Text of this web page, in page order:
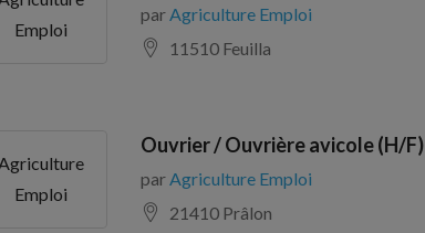
Emploi
par Agriculture Emploi
11510 Feuilla
Emploi
Ouvrier / Ouvrière avicole (H/F)
par Agriculture Emploi
21410 Prâlon